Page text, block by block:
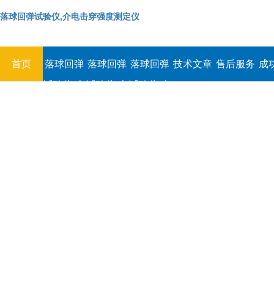
落球回弹试验仪,介电击穿强度测定仪
首页
落球回弹
试验仪,介
落球回弹
试验仪,介
落球回弹
试验仪,介
技术文章 售后服务 成